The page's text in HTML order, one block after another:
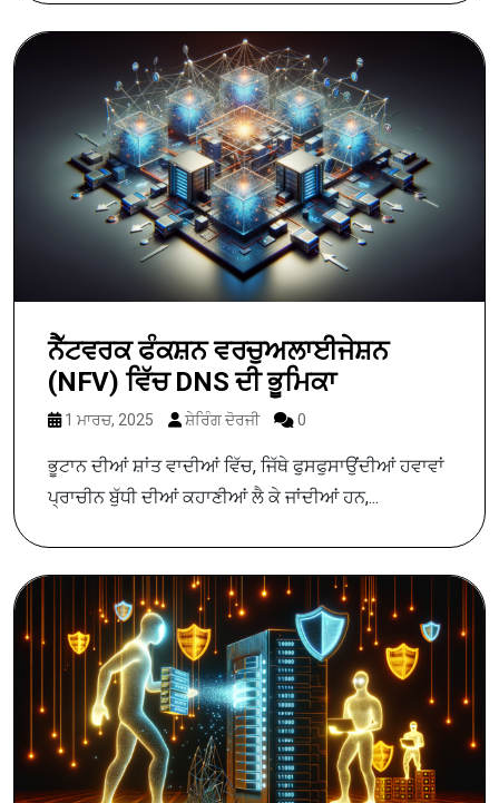
ਨੈੱਟਵਰਕ ਫੰਕਸ਼ਨ ਵਰਚੁਅਲਾਈਜੇਸ਼ਨ
(NFV) ਵਿੱਚ DNS ਦੀ ਭੂਮਿਕਾ
1 ਮਾਰਚ, 2025 ਸ਼ੇਰਿੰਗ ਦੋਰਜੀ 0
ਭੂਟਾਨ ਦੀਆਂ ਸ਼ਾਂਤ ਵਾਦੀਆਂ ਵਿੱਚ, ਜਿੱਥੇ ਫੁਸਫੁਸਾਉਂਦੀਆਂ ਹਵਾਵਾਂ
ਪ੍ਰਾਚੀਨ ਬੁੱਧੀ ਦੀਆਂ ਕਹਾਣੀਆਂ ਲੈ ਕੇ ਜਾਂਦੀਆਂ ਹਨ,...